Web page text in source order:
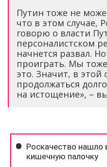
Путин тоже не
что в этом случае,
говорю о власти
персоналистском
начнется развал.
проиграть. Мы
это. Значит, в этой
продолжаться
на истощение», –